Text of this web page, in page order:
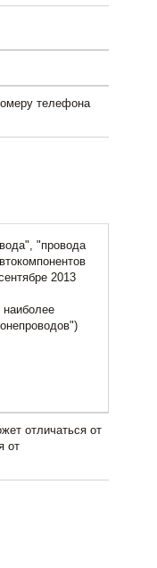
телефона
"провода
2013
наиболее
отличаться от
от